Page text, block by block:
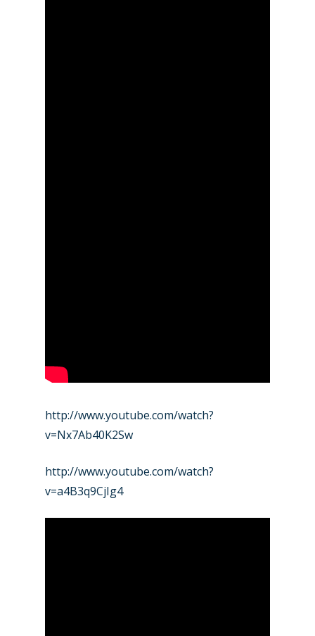
http://www.youtube.com/watch?
v=Nx7Ab40K2Sw
http://www.youtube.com/watch?
v=a4B3q9CjIg4